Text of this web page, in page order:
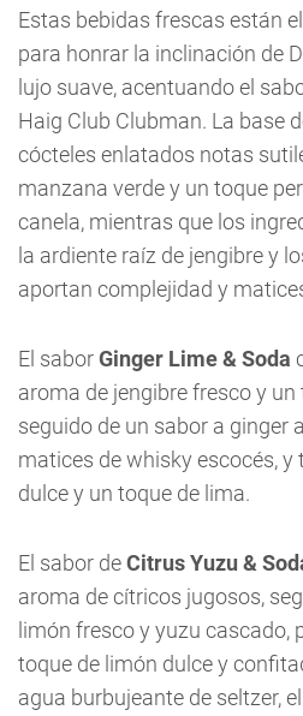
Estas bebidas frescas están
para honrar la inclinación de
lujo suave, acentuando el
Haig Club Clubman. La base
cócteles enlatados notas
manzana verde y un toque
canela, mientras que los
la ardiente raíz de jengibre y
aportan complejidad y
El saborGinger Lime & Soda
aroma de jengibre fresco y un
seguido de un sabor a ginger
matices de whisky escocés,
dulce y un toque de lima.
El sabor deCitrus Yuzu &
aroma de cítricos jugosos,
limón fresco y yuzu cascado,
toque de limón dulce y
agua burbujeante de seltzer,